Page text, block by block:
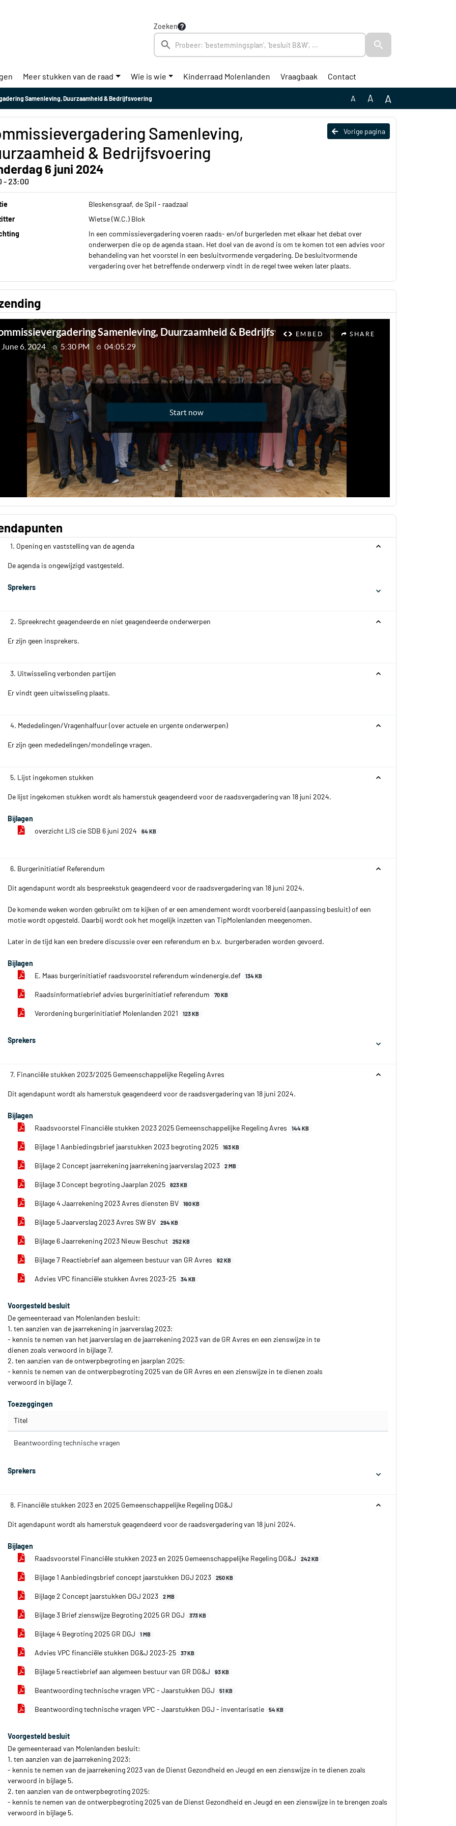
Zoeken
Meer stukken van de raad Wie is wie Kinderraad Molenlanden Vraagbaak Contact
Samenleving, Duurzaamheid & Bedrijfsvoering A A A
Vorige pagina
Samenleving,
& Bedrijfsvoering
6 juni 2024
- 23:00
Bleskensgraaf, de Spil - raadzaal
Wietse (W.C.) Blok
In een commissievergadering voeren raads- en/of burgerleden met elkaar het debat over
onderwerpen die op de agenda staan. Het doel van de avond is om te komen tot een advies voor
behandeling van het voorstel in een besluitvormende vergadering. De besluitvormende
vergadering over het betreffende onderwerp vindt in de regel twee weken later plaats.
1. Opening en vaststelling van de agenda
De agenda is ongewijzigd vastgesteld.
Sprekers
2. Spreekrecht geagendeerde en niet geagendeerde onderwerpen
Er zijn geen insprekers.
3. Uitwisseling verbonden partijen
Er vindt geen uitwisseling plaats.
4. Mededelingen/Vragenhalfuur (over actuele en urgente onderwerpen)
Er zijn geen mededelingen/mondelinge vragen.
5. Lijst ingekomen stukken
De lijst ingekomen stukken wordt als hamerstuk geagendeerd voor de raadsvergadering van 18 juni 2024.
Bijlagen
overzicht LIS cie SDB 6 juni 2024
64 KB
6. Burgerinitiatief Referendum
Dit agendapunt wordt als bespreekstuk geagendeerd voor de raadsvergadering van 18 juni 2024.
De komende weken worden gebruikt om te kijken of er een amendement wordt voorbereid (aanpassing besluit) of een
motie wordt opgesteld. Daarbij wordt ook het mogelijk inzetten van TipMolenlanden meegenomen.
Later in de tijd kan een bredere discussie over een referendum en b.v. burgerberaden worden gevoerd.
Bijlagen
E. Maas burgerinitiatief raadsvoorstel referendum windenergie.def
134 KB
Raadsinformatiebrief advies burgerinitiatief referendum 70 KB
Verordening burgerinitiatief Molenlanden 2021 123 KB
Sprekers
7. Financiële stukken 2023/2025 Gemeenschappelijke Regeling Avres
Dit agendapunt wordt als hamerstuk geagendeerd voor de raadsvergadering van 18 juni 2024.
Bijlagen
Raadsvoorstel Financiële stukken 2023 2025 Gemeenschappelijke Regeling Avres
144 KB
Bijlage 1 Aanbiedingsbrief jaarstukken 2023 begroting 2025 163 KB
Bijlage 2 Concept jaarrekening jaarrekening jaarverslag 2023 2 MB
Bijlage 3 Concept begroting Jaarplan 2025 823 KB
Bijlage 4 Jaarrekening 2023 Avres diensten BV 160 KB
Bijlage 5 Jaarverslag 2023 Avres SW BV 294 KB
Bijlage 6 Jaarrekening 2023 Nieuw Beschut 252 KB
Bijlage 7 Reactiebrief aan algemeen bestuur van GR Avres 92 KB
Advies VPC financiële stukken Avres 2023-25 34 KB
Voorgesteld besluit
De gemeenteraad van Molenlanden besluit:
1. ten aanzien van de jaarrekening in jaarverslag 2023:
- kennis te nemen van het jaarverslag en de jaarrekening 2023 van de GR Avres en een zienswijze in te
dienen zoals verwoord in bijlage 7.
2. ten aanzien van de ontwerpbegroting en jaarplan 2025:
- kennis te nemen van de ontwerpbegroting 2025 van de GR Avres en een zienswijze in te dienen zoals
verwoord in bijlage 7.
Toezeggingen
Titel
Beantwoording technische vragen
Sprekers
8. Financiële stukken 2023 en 2025 Gemeenschappelijke Regeling DG&J
Dit agendapunt wordt als hamerstuk geagendeerd voor de raadsvergadering van 18 juni 2024.
Bijlagen
Raadsvoorstel Financiële stukken 2023 en 2025 Gemeenschappelijke Regeling DG&J
242 KB
Bijlage 1 Aanbiedingsbrief concept jaarstukken DGJ 2023 250 KB
Bijlage 2 Concept jaarstukken DGJ 2023 2 MB
Bijlage 3 Brief zienswijze Begroting 2025 GR DGJ 373 KB
Bijlage 4 Begroting 2025 GR DGJ 1 MB
Advies VPC financiële stukken DG&J 2023-25 37 KB
Bijlage 5 reactiebrief aan algemeen bestuur van GR DG&J 93 KB
Beantwoording technische vragen VPC - Jaarstukken DGJ 51 KB
Beantwoording technische vragen VPC - Jaarstukken DGJ - inventarisatie 54 KB
Voorgesteld besluit
De gemeenteraad van Molenlanden besluit:
1. ten aanzien van de jaarrekening 2023:
- kennis te nemen van de jaarrekening 2023 van de Dienst Gezondheid en Jeugd en een zienswijze in te dienen zoals
verwoord in bijlage 5.
2. ten aanzien van de ontwerpbegroting 2025:
- kennis te nemen van de ontwerpbegroting 2025 van de Dienst Gezondheid en Jeugd en een zienswijze in te brengen zoals
verwoord in bijlage 5.